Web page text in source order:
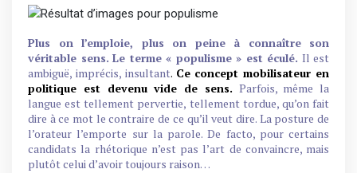
Plus on l’emploie, plus on peine à connaître son
véritable sens. Le terme « populisme » est éculé. Il est
ambiguë, imprécis, insultant. Ce concept mobilisateur en
politique est devenu vide de sens. Parfois, même la
langue est tellement pervertie, tellement tordue, qu’on fait
dire à ce mot le contraire de ce qu’il veut dire. La posture de
l’orateur l’emporte sur la parole. De facto, pour certains
candidats la rhétorique n’est pas l’art de convaincre, mais
plutôt celui d’avoir toujours raison…